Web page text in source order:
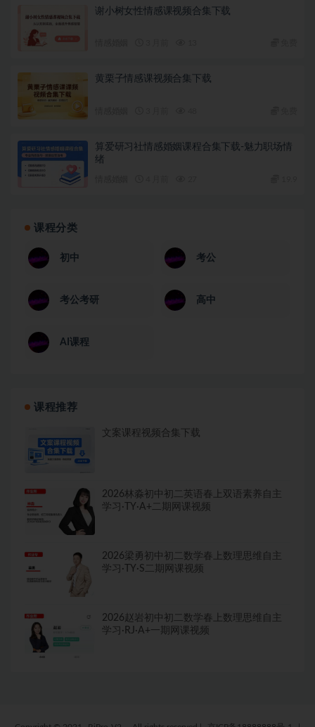
谢小树女性情感课视频合集下载
黄栗子情感课视频合集下载
算爱研习社情感婚姻课程合集下载-魅力职场情
绪
课程分类
初中 考公
考公考研 高中
AI课程
课程推荐
文案课程视频合集下载
2026林淼初中初二英语春上双语素养自主
学习·TY·A+二期网课视频
2026梁勇初中初二数学春上数理思维自主
学习·TY·S二期网课视频
2026赵岩初中初二数学春上数理思维自主
学习·RJ·A+一期网课视频